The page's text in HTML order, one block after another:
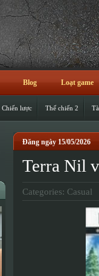
Blog Loạt game
Chiến lược Thế chiến 2
Đăng ngày 15/05/2026
Terra Nil
Categories: Casual